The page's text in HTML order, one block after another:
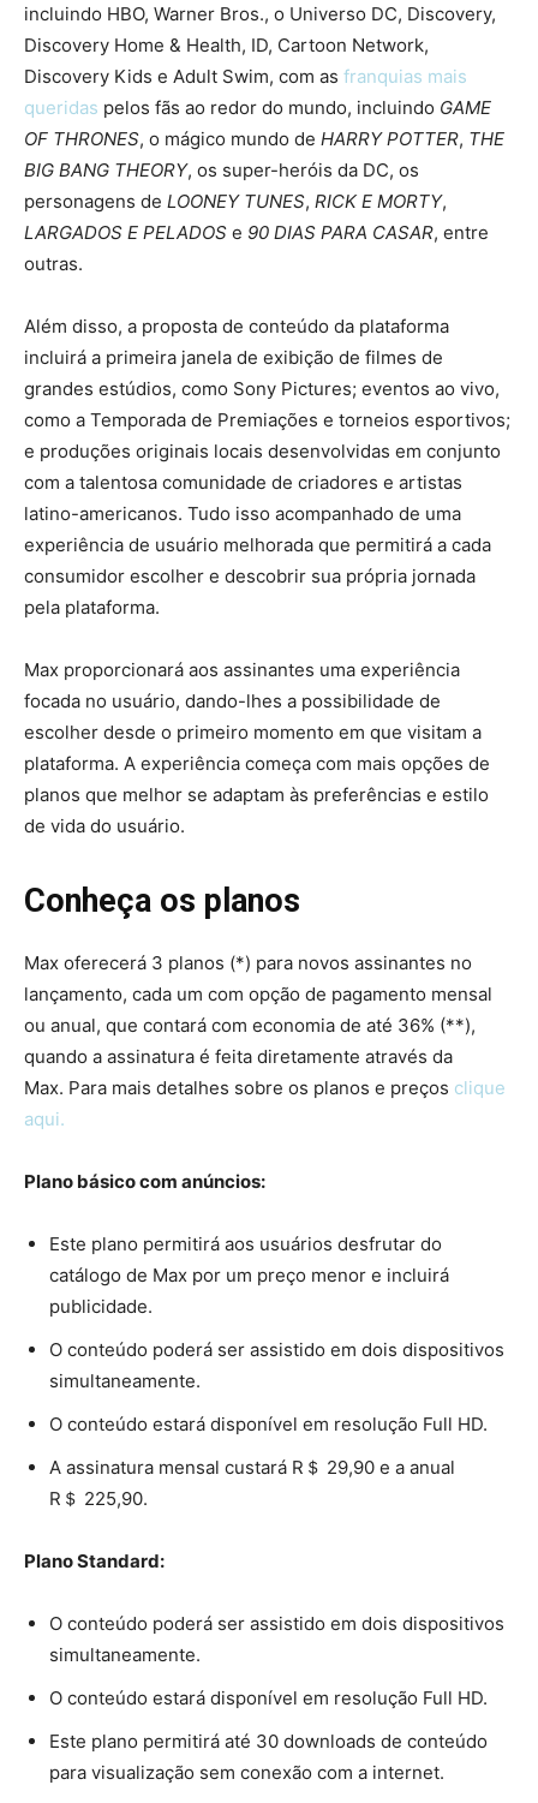
incluindo HBO, Warner Bros., o Universo DC, Discovery,
Discovery Home & Health, ID, Cartoon Network,
Discovery Kids e Adult Swim, com as franquias mais
queridas pelos fãs ao redor do mundo, incluindo GAME
OF THRONES, o mágico mundo de HARRY POTTER, THE
BIG BANG THEORY, os super-heróis da DC, os
personagens de LOONEY TUNES, RICK E MORTY,
LARGADOS E PELADOS e 90 DIAS PARA CASAR, entre
outras.
Além disso, a proposta de conteúdo da plataforma
incluirá a primeira janela de exibição de filmes de
grandes estúdios, como Sony Pictures; eventos ao vivo,
como a Temporada de Premiações e torneios esportivos;
e produções originais locais desenvolvidas em conjunto
com a talentosa comunidade de criadores e artistas
latino-americanos. Tudo isso acompanhado de uma
experiência de usuário melhorada que permitirá a cada
consumidor escolher e descobrir sua própria jornada
pela plataforma.
Max proporcionará aos assinantes uma experiência
focada no usuário, dando-lhes a possibilidade de
escolher desde o primeiro momento em que visitam a
plataforma. A experiência começa com mais opções de
planos que melhor se adaptam às preferências e estilo
de vida do usuário.
Conheça os planos
Max oferecerá 3 planos (*) para novos assinantes no
lançamento, cada um com opção de pagamento mensal
ou anual, que contará com economia de até 36% (**),
quando a assinatura é feita diretamente através da
Max. Para mais detalhes sobre os planos e preços clique
aqui.
Plano básico com anúncios:
Este plano permitirá aos usuários desfrutar do
catálogo de Max por um preço menor e incluirá
publicidade.
O conteúdo poderá ser assistido em dois dispositivos
simultaneamente.
O conteúdo estará disponível em resolução Full HD.
A assinatura mensal custará R＄ 29,90 e a anual
R＄ 225,90.
Plano Standard:
O conteúdo poderá ser assistido em dois dispositivos
simultaneamente.
O conteúdo estará disponível em resolução Full HD.
Este plano permitirá até 30 downloads de conteúdo
para visualização sem conexão com a internet.